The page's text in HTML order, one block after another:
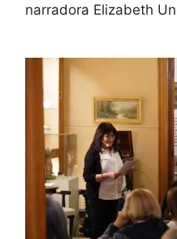
narradora Elizabeth